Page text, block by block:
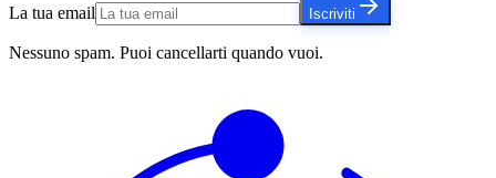
La tua email Iscriviti
Nessuno spam. Puoi cancellarti quando vuoi.